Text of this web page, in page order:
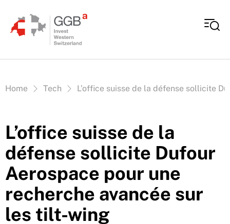
Vous êtes ici:
Home Tech L’office suisse de la défense sollicite
L’office suisse de la
défense sollicite Dufour
Aerospace pour une
recherche avancée sur
les tilt-wing